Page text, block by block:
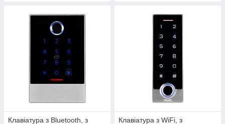
Клавіатура з Bluetooth, з
Клавіатура з WiFi, з